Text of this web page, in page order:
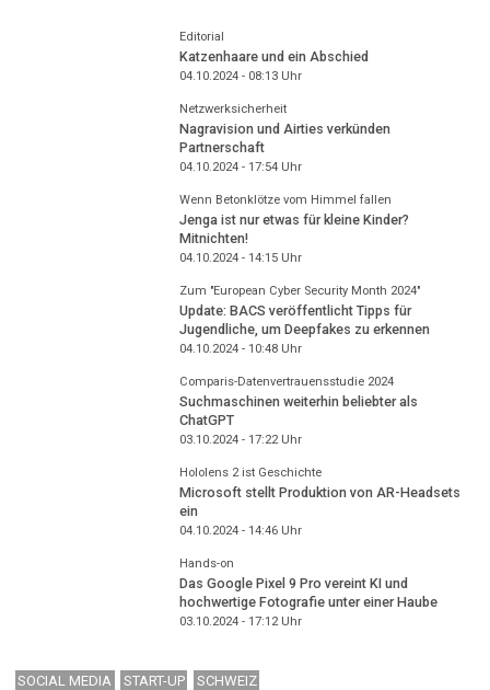
Editorial
Katzenhaare und ein Abschied
04.10.2024 - 08:13Uhr
Netzwerksicherheit
Nagravision und Airties verkünden
Partnerschaft
04.10.2024 - 17:54Uhr
Wenn Betonklötze vom Himmel fallen
Jenga ist nur etwas für kleine Kinder?
Mitnichten!
04.10.2024 - 14:15Uhr
Zum "European Cyber Security Month 2024"
Update: BACS veröffentlicht Tipps für
Jugendliche, um Deepfakes zu erkennen
04.10.2024 - 10:48Uhr
Comparis-Datenvertrauensstudie 2024
Suchmaschinen weiterhin beliebter als
ChatGPT
03.10.2024 - 17:22Uhr
Hololens 2 ist Geschichte
Microsoft stellt Produktion von AR-Headsets
ein
04.10.2024 - 14:46Uhr
Hands-on
Das Google Pixel 9 Pro vereint KI und
hochwertige Fotografie unter einer Haube
03.10.2024 - 17:12Uhr
SOCIAL MEDIA START-UP SCHWEIZ